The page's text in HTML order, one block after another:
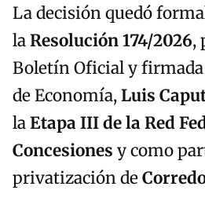
La decisión quedó
laResolución 174/2026,
Boletín Oficial y
de Economía,Luis
laEtapa III de la Red
Concesiones y como
privatización de